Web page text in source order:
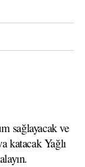
sağlayacak ve
katacak Yağlı